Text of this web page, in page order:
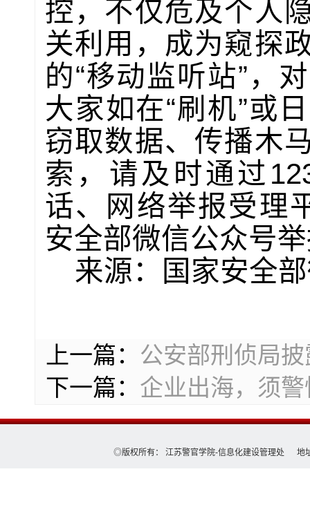
控，不仅危及个人
关利用，成为窥探
的“移动监听站”，
大家如在“刷机”或
窃取数据、传播木
索，请及时通过
话、网络举报受理
安全部微信公众号
来源：国家安全
上一篇： 公安部刑侦局
下一篇： 企业出海，须警
◎版权所有： 江苏警官学院-信息化建设管理处